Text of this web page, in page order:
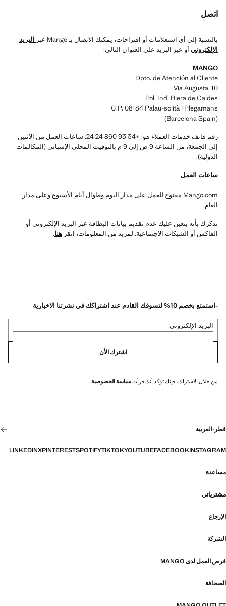
اتصل
بالنسبة إلى أي استعلامات أو اقتراحات، يمكنك الاتصال بـ Mango عبر
البريد
الإلكتروني أو عبر البريد على العنوان التالي:
MANGO
Dpto. de Atención al Cliente
Via Augusta, 10
Pol. Ind. Riera de Caldes
C.P. 08184 Palau-solità i Plegamans
(Barcelona Spain)
رقم هاتف خدمات العملاء هو: +34 93 860 24 24. ساعات العمل من الاثنين
إلى الجمعة، من الساعة 9 ص إلى 9 م بالتوقيت المحلي الإسباني (المكالمات
الدولية).
ساعات العمل
Mango.com مفتوح للعمل على مدار اليوم وطوال أيام الأسبوع وعلى مدار
العام.
نذكرك بأنه يتعين عليك عدم تقديم بيانات البطاقة عبر البريد الإلكتروني أو
الفاكس أو الشبكات الاجتماعية. لمزيد من المعلومات، انقر هنا.
-استمتع بخصم 10% لتسوقك القادم عند اشتراكك في نشرتنا الاخبارية
البريد الإلكتروني
اشترك الأن
من خلال الاشتراك، فإنك تؤكد أنك قرأتسياسة الخصوصية.
قطر ·العربية
INSTAGRAM
FACEBOOK
YOUTUBE
TIKTOK
SPOTIFY
PINTEREST
X
LINKEDIN
مساعدة
مشترياتي
الإرجاع
الشركة
فرص العمل لدى MANGO
الصحافة